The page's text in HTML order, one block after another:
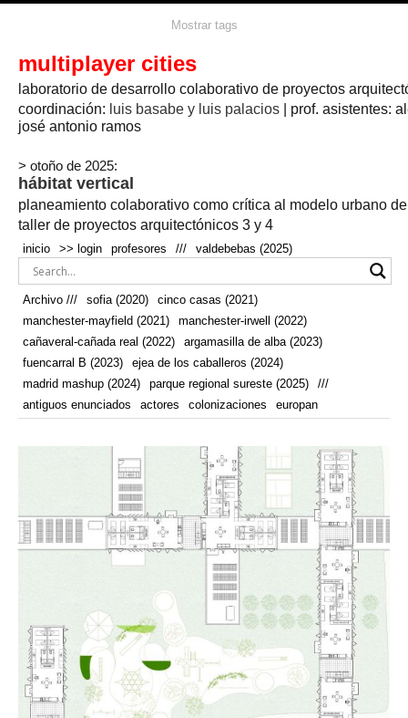
agricultura agricultura circular
arquitectura textil arte artesanía
bicicletas biodiversidad biorrefinería biotecnología bloque lineal
bodega bosque botánica caminos camping campo
cañada
real
canal cañaveral
real
cocina colaboración
autonoma
conectar
cooperativa crecimiento cueva cultivo cultivos deporte
don
quijote
ecosistema ejea de los caballeros
renovables
enterrado espacio social espacio verde
estructura europan fauna
fernández del amo festival fiesta flexibilidad fotomontaje
fuencarral b gastronomía geologia
geometrización curvas de
nivel
grúas habitar hábitat habitat hotel
infraestructura inmigración instalaciones invernadero
laguna línea del tiempo lineal longitudinal
manchester mapeo marihuana mayfield
mercado
modular modulo
negociaciones nómada olivos paisaje
paisaje productivo paneles solares paragüas parking pasarelas
plegable prefabricado presa producción
productivo protección de los ecosistemas
pueblo de
colonización
rave recorrido regadío
regeneración
rio ruinas social
sociedad
sota tecnología tejido
telas
temporeros territorio tiempo tierra torre
torres trabajo trama urbana transporte turismo urbanismo
vegetacion vegetación vertedero viñedos vino
vision vivienda vivienda adosada vivienda en
Mostrar tags
multiplayer cities
laboratorio de desarrollo colaborativo de proyectos
coordinación: luis basabe y luis palacios | prof. asistentes:
josé antonio ramos
> otoño de 2025:
hábitat vertical
planeamiento colaborativo como crítica al modelo urbano
taller de proyectos arquitectónicos 3 y 4
inicio >> login profesores /// valdebebas (2025)
Archivo /// sofia (2020)
cinco casas (2021)
manchester-mayfield (2021)
manchester-irwell (2022)
cañaveral-cañada real (2022)
argamasilla de alba (2023)
fuencarral B (2023)
ejea de los caballeros (2024)
madrid mashup (2024)
parque regional sureste (2025)
///
antiguos enunciados
actores colonizaciones europan